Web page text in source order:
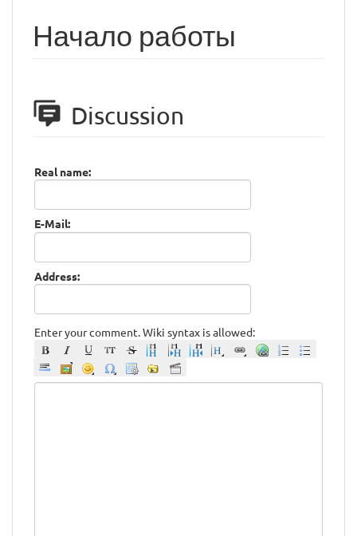
Начало работы
Discussion
Real name:
E-Mail:
Address:
Enter your comment. Wiki syntax is allowed: